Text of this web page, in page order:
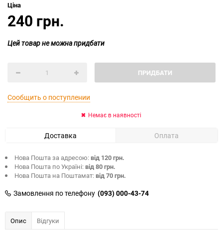
Ціна
240 грн.
Цей товар не можна придбати
ПРИДБАТИ
Сообщить о поступлении
Немає в наявності
Доставка Оплата
Нова Пошта за адресою:від 120 грн.
Нова Пошта по Україні:від 80 грн.
Нова Пошта на Поштамат:від 70 грн.
Замовлення по телефону (093) 000-43-74
Опис Відгуки